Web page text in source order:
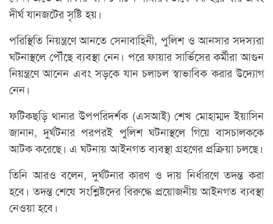
দীর্ঘ যানজটের সৃষ্টি হয়।
পরিস্থিতি নিয়ন্ত্রণে আনতে সেনাবাহিনী, পুলিশ ও আনসার সদস্যরা
ঘটনাস্থলে পৌঁছে ব্যবস্থা নেন। পরে ফায়ার সার্ভিসের কর্মীরা আগুন
নিয়ন্ত্রণে আনেন এবং সড়কে যান চলাচল স্বাভাবিক করার উদ্যোগ
নেন।
ফটিকছড়ি থানার উপপরিদর্শক (এসআই) শেখ মোহাম্মদ ইয়াসিন
জানান, দুর্ঘটনার পরপরই পুলিশ ঘটনাস্থলে গিয়ে বাসচালককে
আটক করেছে। এ ঘটনায় আইনগত ব্যবস্থা গ্রহণের প্রক্রিয়া চলছে।
তিনি আরও বলেন, দুর্ঘটনার কারণ ও দায় নির্ধারণে তদন্ত করা
হবে। তদন্ত শেষে সংশ্লিষ্টদের বিরুদ্ধে প্রয়োজনীয় আইনগত ব্যবস্থা
নেওয়া হবে।